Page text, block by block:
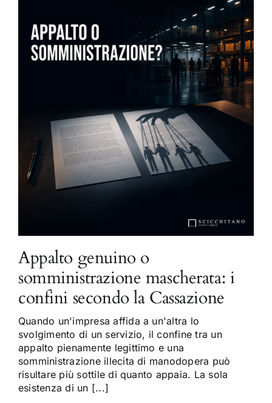
Appalto genuino o
somministrazione mascherata: i
confini secondo la Cassazione
Quando un'impresa affida a un'altra lo
svolgimento di un servizio, il confine tra un
appalto pienamente legittimo e una
somministrazione illecita di manodopera può
risultare più sottile di quanto appaia. La sola
esistenza di un [...]